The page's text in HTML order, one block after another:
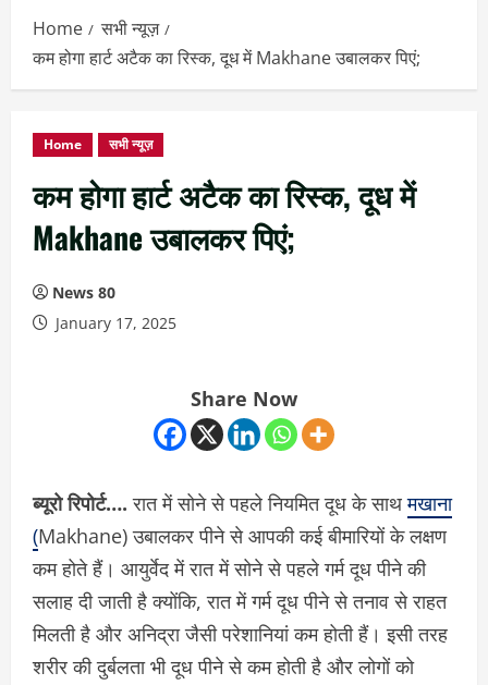
Home
सभी न्यूज़
कम होगा हार्ट अटैक का रिस्क, दूध में Makhane उबालकर पिएं;
Home सभी न्यूज़
कम होगा हार्ट अटैक का रिस्क, दूध में
Makhane उबालकर पिएं;
News 80
January 17, 2025
Share Now
ब्यूरो रिपोर्ट…. रात में सोने से पहले नियमित दूध के साथमखाना
(Makhane) उबालकर पीने से आपकी कई बीमारियों के लक्षण
कम होते हैं। आयुर्वेद में रात में सोने से पहले गर्म दूध पीने की
सलाह दी जाती है क्योंकि, रात में गर्म दूध पीने से तनाव से राहत
मिलती है और अनिद्रा जैसी परेशानियां कम होती हैं। इसी तरह
शरीर की दुर्बलता भी दूध पीने से कम होती है और लोगों को